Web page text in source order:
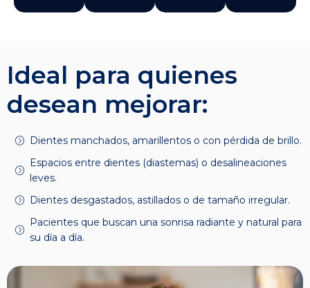
Ideal para quienes
desean mejorar:
Dientes manchados, amarillentos o con pérdida de brillo.
Espacios entre dientes (diastemas) o desalineaciones
leves.
Dientes desgastados, astillados o de tamaño irregular.
Pacientes que buscan una sonrisa radiante y natural para
su día a día.